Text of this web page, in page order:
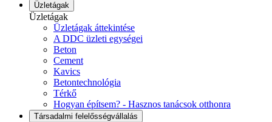
Üzletágak
Üzletágak
Üzletágak áttekintése
A DDC üzleti egységei
Beton
Cement
Kavics
Betontechnológia
Térkő
Hogyan építsem? - Hasznos tanácsok otthonra
Társadalmi felelősségvállalás